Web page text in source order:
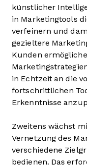
künstlicher
in Marketingtools
verfeinern und
gezieltere
Kunden
in Echtzeit an die
fortschrittlichen
Erkenntnisse
Zweitens wächst
Vernetzung des
verschiedene
bedienen. Das